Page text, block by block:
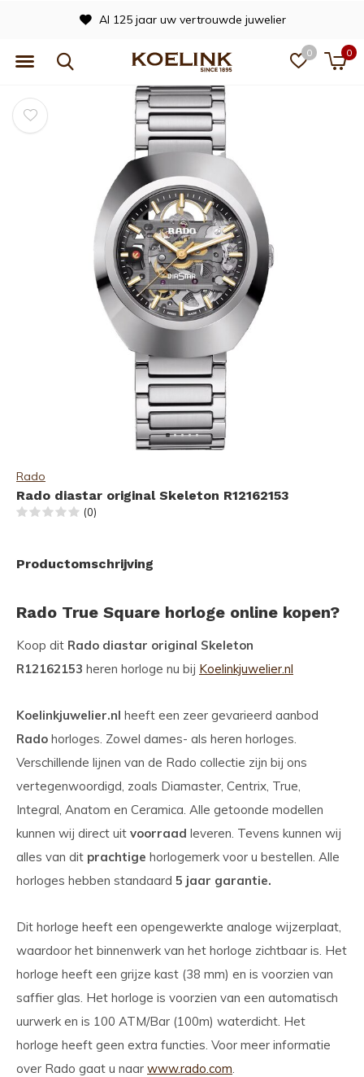
0 0
Al 125 jaar uw vertrouwde juwelier
Rado
Rado diastar original Skeleton R12162153
(0)
Productomschrijving
Rado True Square horloge online kopen?
Koop dit Rado diastar original Skeleton
R12162153 heren horloge nu bij Koelinkjuwelier.nl
Koelinkjuwelier.nl heeft een zeer gevarieerd aanbod
Rado horloges. Zowel dames- als heren horloges.
Verschillende lijnen van de Rado collectie zijn bij ons
vertegenwoordigd, zoals Diamaster, Centrix, True,
Integral, Anatom en Ceramica. Alle getoonde modellen
kunnen wij direct uit voorraad leveren. Tevens kunnen wij
alles van dit prachtige horlogemerk voor u bestellen. Alle
horloges hebben standaard 5 jaar garantie.
Dit horloge heeft een opengewerkte analoge wijzerplaat,
waardoor het binnenwerk van het horloge zichtbaar is. Het
horloge heeft een grijze kast (38 mm) en is voorzien van
saffier glas. Het horloge is voorzien van een automatisch
uurwerk en is 100 ATM/Bar (100m) waterdicht. Het
horloge heeft geen extra functies. Voor meer informatie
over Rado gaat u naar www.rado.com.